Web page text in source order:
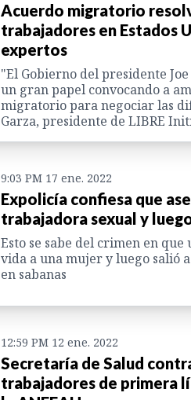
Acuerdo migratorio
trabajadores en Estados
expertos
"El Gobierno del presidente
un gran papel convocando a
migratorio para negociar las
Garza, presidente de LIBRE
9:03 PM 17 ene. 2022
Expolicía confiesa que
trabajadora sexual y
Esto se sabe del crimen en
vida a una mujer y luego salió
en sabanas
12:59 PM 12 ene. 2022
Secretaría de Salud
trabajadores de primera